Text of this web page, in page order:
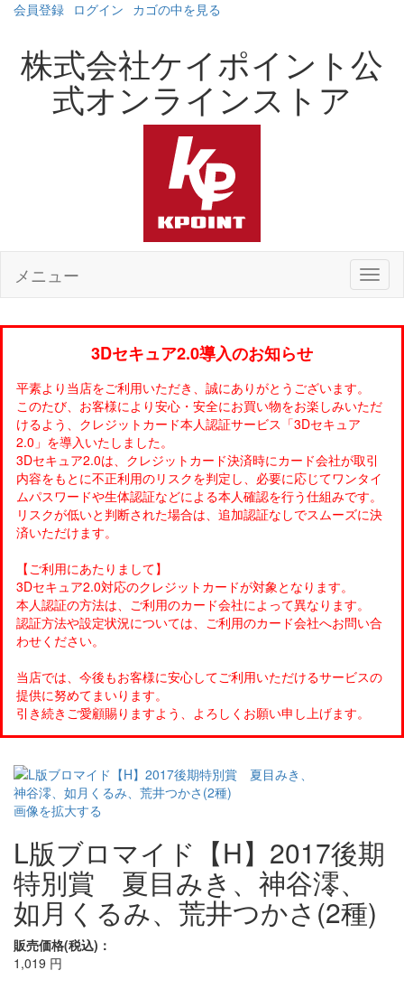
会員登録 ログイン カゴの中を見る
株式会社ケイポイント公
式オンラインストア
メニュー
3Dセキュア2.0導入のお知らせ
平素より当店をご利用いただき、誠にありがとうございます。
このたび、お客様により安心・安全にお買い物をお楽しみいただ
けるよう、クレジットカード本人認証サービス「3Dセキュア
2.0」を導入いたしました。
3Dセキュア2.0は、クレジットカード決済時にカード会社が取引
内容をもとに不正利用のリスクを判定し、必要に応じてワンタイ
ムパスワードや生体認証などによる本人確認を行う仕組みです。
リスクが低いと判断された場合は、追加認証なしでスムーズに決
済いただけます。
【ご利用にあたりまして】
3Dセキュア2.0対応のクレジットカードが対象となります。
本人認証の方法は、ご利用のカード会社によって異なります。
認証方法や設定状況については、ご利用のカード会社へお問い合
わせください。
当店では、今後もお客様に安心してご利用いただけるサービスの
提供に努めてまいります。
引き続きご愛顧賜りますよう、よろしくお願い申し上げます。
画像を拡大する
L版ブロマイド【H】2017後期
特別賞 夏目みき、神谷澪、
如月くるみ、荒井つかさ(2種)
販売価格(税込)：
1,019 円